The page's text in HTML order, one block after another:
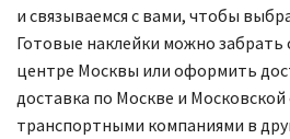
и связываемся с вами, чтобы
Готовые наклейки можно забрать
центре Москвы или оформить
доставка по Москве и
транспортными компаниями в